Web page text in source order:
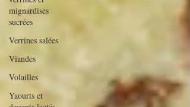
mignardises
sucrées
Verrines salées
Viandes
Volailles
Yaourts et